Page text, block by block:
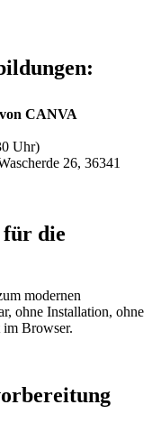
CANVA
Uhr)
26, 36341
für die
modernen
ohne Installation, ohne
Browser.